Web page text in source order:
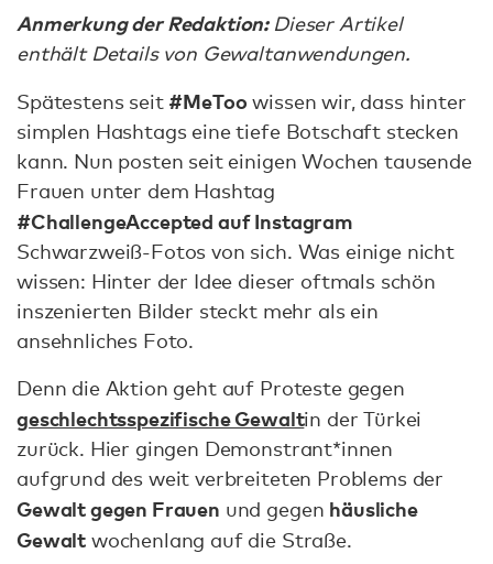
Anmerkung der Redaktion: Dieser Artikel
enthält Details von Gewaltanwendungen.
Spätestens seit #MeToo wissen wir, dass hinter
simplen Hashtags eine tiefe Botschaft stecken
kann. Nun posten seit einigen Wochen tausende
Frauen unter dem Hashtag
#ChallengeAccepted auf Instagram
Schwarzweiß-Fotos von sich. Was einige nicht
wissen: Hinter der Idee dieser oftmals schön
inszenierten Bilder steckt mehr als ein
ansehnliches Foto.
Denn die Aktion geht auf Proteste gegen
geschlechtsspezifische Gewaltin der Türkei
zurück. Hier gingen Demonstrant*innen
aufgrund des weit verbreiteten Problems der
Gewalt gegen Frauen und gegen häusliche
Gewalt wochenlang auf die Straße.